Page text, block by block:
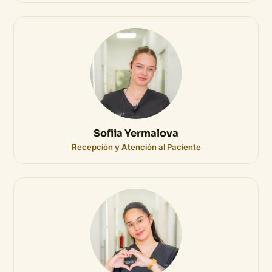
Sofiia Yermalova
Recepción y Atención al Paciente